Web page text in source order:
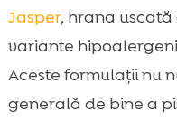
Jasper, hrana
variante
Aceste formulații nu
generală de bine a